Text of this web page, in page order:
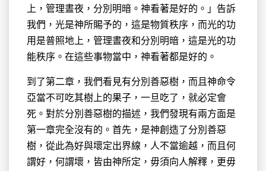
上，管理晝夜，分別明暗。神看著是好的。」告訴
我們，光是神所賜予的，這是物質秩序，而光的功
用是普照地上，管理晝夜和分別明暗，這是光的功
能秩序。在這些事物當中，神看著都是好的。
到了第二章，我們看見有分別善惡樹，而且神命令
亞當不可吃其樹上的果子，一旦吃了，就必定會
死。對於分別善惡樹的描述，我們發現有兩方面是
第一章完全沒有的。首先，是神創造了分別善惡
樹，從此為好與壞定出界線，人不當逾越，而且何
謂好，何謂壞，皆由神所定，毋須向人解釋，更毋